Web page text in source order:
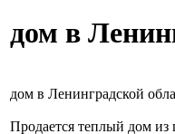
дом в
дом в Ленинградской
Продается теплый дом из